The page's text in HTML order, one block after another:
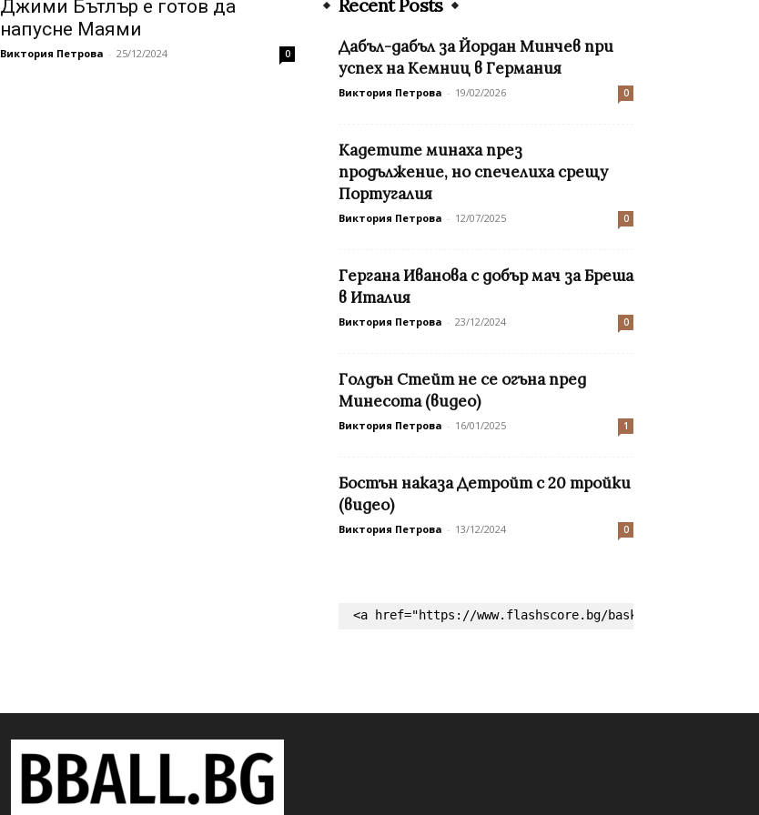
Джими Бътлър е готов да
напусне Маями
Виктория Петрова - 25/12/2024 0
Recent Posts
Дабъл-дабъл за Йордан Минчев при
успех на Кемниц в Германия
Виктория Петрова - 19/02/2026 0
Кадетите минаха през
продължение, но спечелиха срещу
Португалия
Виктория Петрова - 12/07/2025 0
Гергана Иванова с добър мач за Бреша
в Италия
Виктория Петрова - 23/12/2024 0
Голдън Стейт не се огъна пред
Минесота (видео)
Виктория Петрова - 16/01/2025 1
Бостън наказа Детройт с 20 тройки
(видео)
Виктория Петрова - 13/12/2024 0
<a href="https://www.flashscore.bg/basketball/"